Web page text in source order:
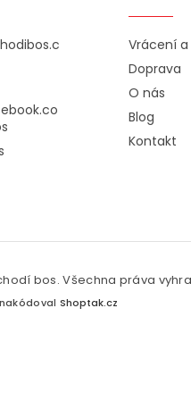
Vrácení
Doprava
O nás
Blog
Kontakt
bos. Všechna práva
Shoptak.cz